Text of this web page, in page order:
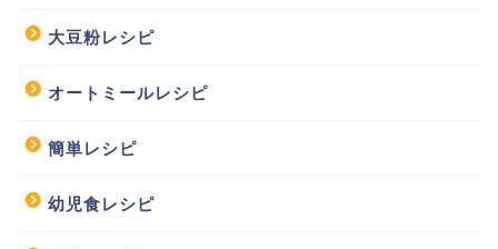
大豆粉レシピ
オートミールレシピ
簡単レシピ
幼児食レシピ